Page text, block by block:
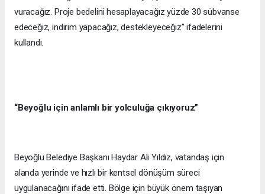
vuracağız. Proje bedelini hesaplayacağız yüzde 30 sübvanse
edeceğiz, indirim yapacağız, destekleyeceğiz” ifadelerini
kullandı.
“Beyoğlu için anlamlı bir yolculuğa çıkıyoruz”
Beyoğlu Belediye Başkanı Haydar Ali Yıldız, vatandaş için
alanda yerinde ve hızlı bir kentsel dönüşüm süreci
uygulanacağını ifade etti. Bölge için büyük önem taşıyan